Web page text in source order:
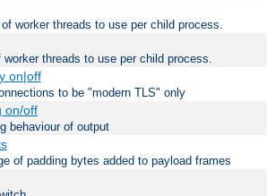
worker threads to use per child process.
worker threads to use per child process.
on|off
to be "modern TLS" only
on/off
behaviour of output
of padding bytes added to payload frames